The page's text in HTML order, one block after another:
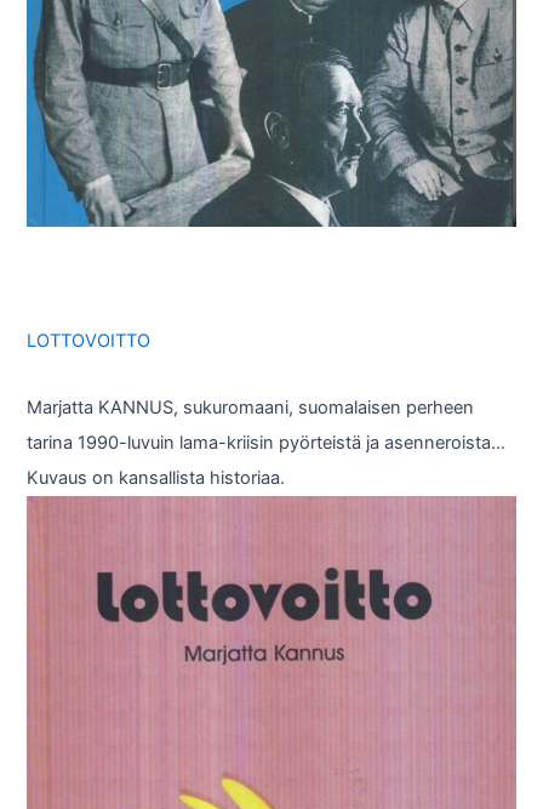
LOTTOVOITTO
Marjatta KANNUS, sukuromaani, suomalaisen perheen
tarina 1990-luvuin lama-kriisin pyörteistä ja asenneroista…
Kuvaus on kansallista historiaa.